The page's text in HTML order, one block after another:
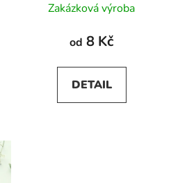
Zakázková výroba
od 8 Kč
DETAIL